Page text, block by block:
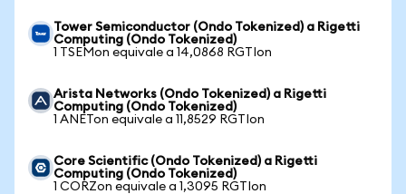
Tower Semiconductor (Ondo Tokenized) a Rigetti
Computing (Ondo Tokenized)
1 TSEMon equivale a 14,0868 RGTIon
Arista Networks (Ondo Tokenized) a Rigetti
Computing (Ondo Tokenized)
1 ANETon equivale a 11,8529 RGTIon
Core Scientific (Ondo Tokenized) a Rigetti
Computing (Ondo Tokenized)
1 CORZon equivale a 1,3095 RGTIon